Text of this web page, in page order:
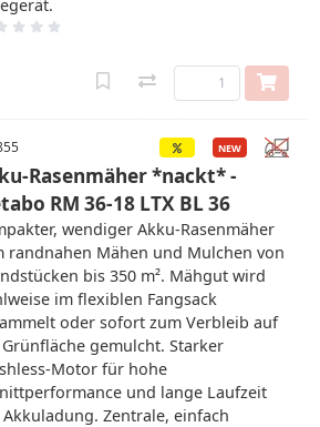
Rasenmäher *nackt* -
RM 36-18 LTX BL 36
wendiger Akku-Rasenmäher
randnahen Mähen und Mulchen von
bis 350 m². Mähgut wird
im flexiblen Fangsack
oder sofort zum Verbleib auf
gemulcht. Starker
Motor für hohe
und lange Laufzeit
Zentrale, einfach